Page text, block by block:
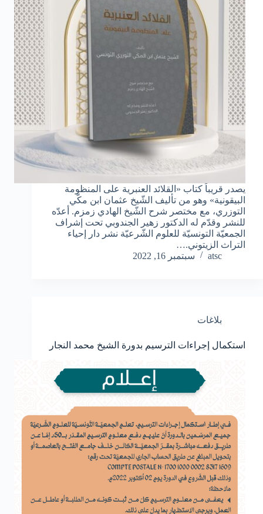
يصدر قريباً كتاب «القلائد العنبرية على المنظومة
البيقونية» وهو من تأليف الشّيخ عثمان ابن مكّي
التوزري، مع مختصر شرح الشّيخ الهادي زمزم. أعدّه
للنشر وقدّم له الدكتور زهير الجندوبي تحت إشراف
الجمعيّة التونسيّة للعلوم الشّرعيّة نشر دار إحياء
التراث الزيتوني.…
atsc
سبتمبر 16, 2022
بلاغات
استكمال إجراءات الترسيم بدورة الشيخ محمد النجار